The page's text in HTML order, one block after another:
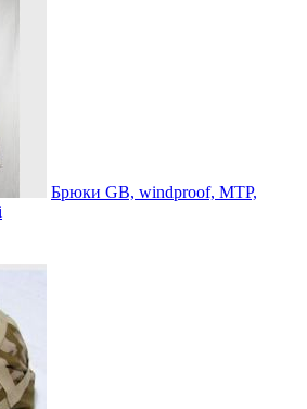
Брюки GB, windproof, MTP,